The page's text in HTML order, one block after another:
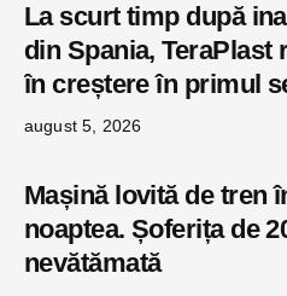
La scurt timp după
din Spania, TeraPlast
în creștere în primul
august 5, 2026
Mașină lovită de tren
noaptea. Șoferița de
nevătămată